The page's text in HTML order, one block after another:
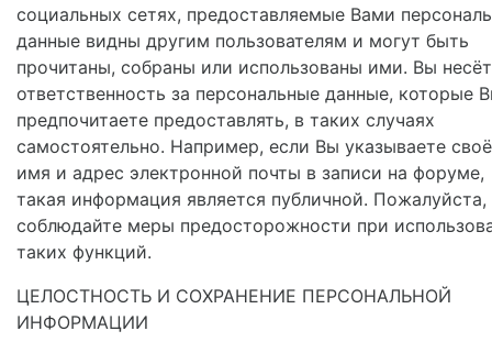
социальных сетях, предоставляемые Вами
данные видны другим пользователям и могут быть
прочитаны, собраны или использованы ими. Вы
ответственность за персональные данные, которые
предпочитаете предоставлять, в таких случаях
самостоятельно. Например, если Вы указываете своё
имя и адрес электронной почты в записи на форуме,
такая информация является публичной. Пожалуйста,
соблюдайте меры предосторожности при
таких функций.
ЦЕЛОСТНОСТЬ И СОХРАНЕНИЕ ПЕРСОНАЛЬНОЙ
ИНФОРМАЦИИ